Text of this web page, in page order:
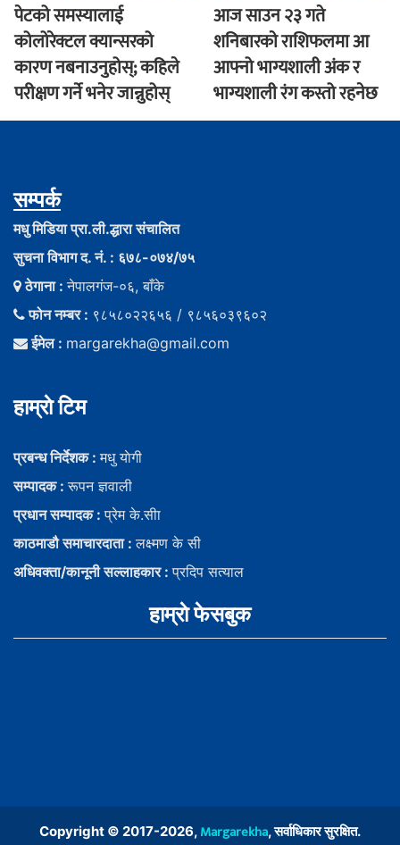
पेटको समस्यालाई
कोलोरेक्टल क्यान्सरको
कारण नबनाउनुहोस्; कहिले
परीक्षण गर्ने भनेर जान्नुहोस्
आज साउन २३ गते
शनिबारकाे राशिफलमा आ
आफ्नो भाग्यशाली अंक र
भाग्यशाली रंग कस्तो रहनेछ
सम्पर्क
मधु मिडिया प्रा.ली.द्धारा संचालित
सुचना विभाग द. नं. : ६७८-०७४/७५
ठेगाना :नेपालगंज-०६, बाँके
फोन नम्बर : ९८५८०२२६५६ / ९८५६०३९६०२
ईमेल : margarekha@gmail.com
हाम्राे टिम
प्रबन्ध निर्देशक :मधु याेगी
सम्पादक :रूपन ज्ञवाली
प्रधान सम्पादक :प्रेम के.सीा
काठमाडौ समाचारदाता :लक्ष्मण के सी
अधिवक्ता/कानूनी सल्लाहकार :प्रदिप सत्याल
हाम्राे फेसबुक
Copyright © 2017-2026, Margarekha, सर्वाधिकार सुरक्षित.